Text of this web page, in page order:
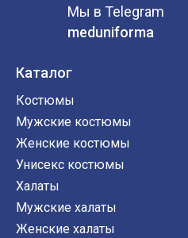
Мы в Telegram
meduniforma
Каталог
Костюмы
Мужские костюмы
Женские костюмы
Унисекс костюмы
Халаты
Мужские халаты
Женские халаты